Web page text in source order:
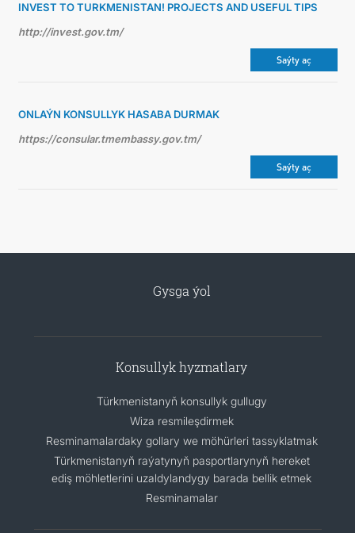
INVEST TO TURKMENISTAN! PROJECTS AND USEFUL TIPS
http://invest.gov.tm/
Saýty aç
ONLAÝN KONSULLYK HASABA DURMAK
https://consular.tmembassy.gov.tm/
Saýty aç
Gysga ýol
Konsullyk hyzmatlary
Türkmenistanyň konsullyk gullugy
Wiza resmileşdirmek
Resminamalardaky gollary we möhürleri tassyklatmak
Türkmenistanyň raýatynyň pasportlarynyň hereket
ediş möhletlerini uzaldylandygy barada bellik etmek
Resminamalar